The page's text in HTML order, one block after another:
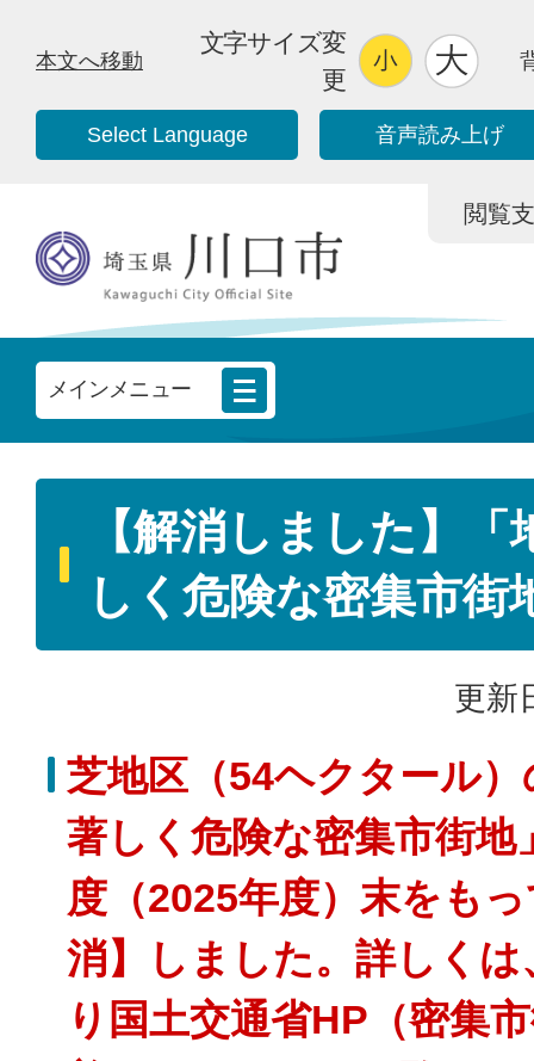
本文へ移動
文字サイズ変
更
Select Language 音声読み上げ
閲覧
メインメニュー
【解消しました】
しく危険な密集市街
更新
芝地区（54ヘクタール
著しく危険な密集市街地
度（2025年度）末をも
消】しました。詳しく
り国土交通省HP（密集